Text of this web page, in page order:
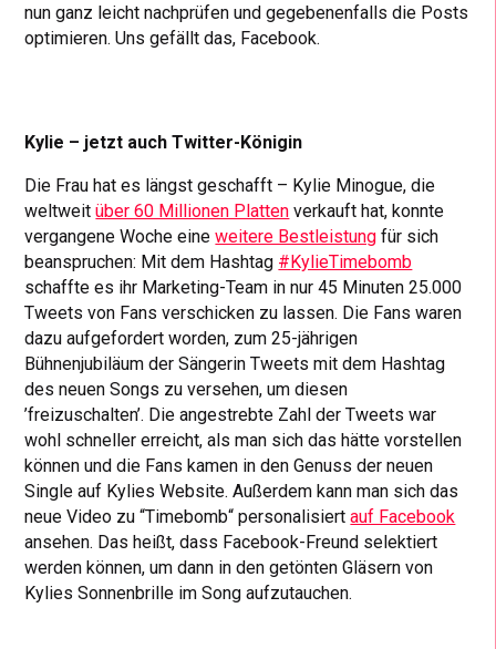
nun ganz leicht nachprüfen und gegebenenfalls die Posts
optimieren. Uns gefällt das, Facebook.
Kylie – jetzt auch Twitter-Königin
Die Frau hat es längst geschafft – Kylie Minogue, die
weltweitüber 60 Millionen Platten verkauft hat, konnte
vergangene Woche eineweitere Bestleistung für sich
beanspruchen: Mit dem Hashtag #KylieTimebomb
schaffte es ihr Marketing-Team in nur 45 Minuten 25.000
Tweets von Fans verschicken zu lassen. Die Fans waren
dazu aufgefordert worden, zum 25-jährigen
Bühnenjubiläum der Sängerin Tweets mit dem Hashtag
des neuen Songs zu versehen, um diesen
’freizuschalten’. Die angestrebte Zahl der Tweets war
wohl schneller erreicht, als man sich das hätte vorstellen
können und die Fans kamen in den Genuss der neuen
Single auf Kylies Website. Außerdem kann man sich das
neue Video zu “Timebomb“ personalisiertauf Facebook
ansehen. Das heißt, dass Facebook-Freund selektiert
werden können, um dann in den getönten Gläsern von
Kylies Sonnenbrille im Song aufzutauchen.